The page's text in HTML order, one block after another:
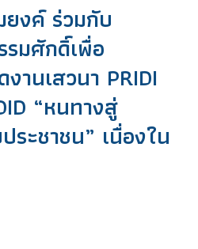
งค์ ร่วมกับ
มศักดิ์เพื่อ
านเสวนา PRIDI
“หนทางสู่
ะชาชน” เนื่องใน